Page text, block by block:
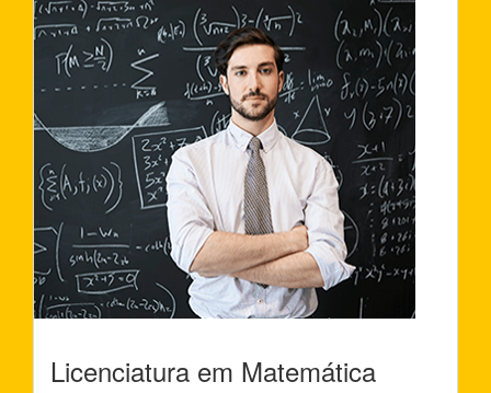
Licenciatura em Matemática